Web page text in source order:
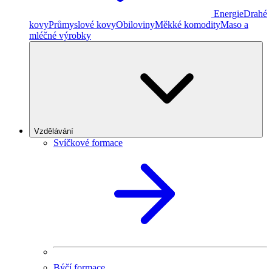
EnergieDrahé
kovyPrůmyslové kovyObilovinyMěkké komodityMaso a
mléčné výrobky
Vzdělávání
Svíčkové formace